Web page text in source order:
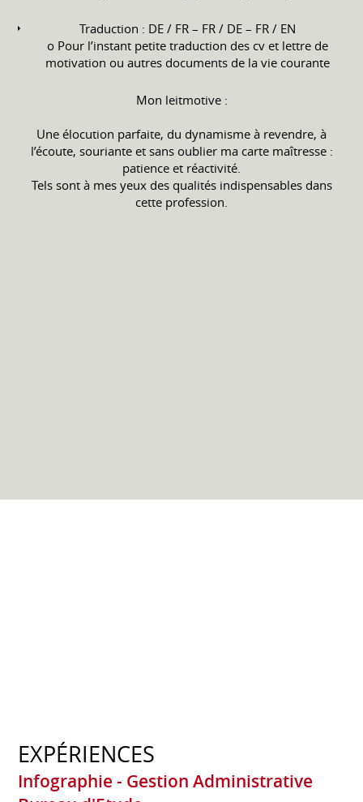
Traduction : DE / FR – FR / DE – FR / EN
o Pour l’instant petite traduction des cv et lettre de
motivation ou autres documents de la vie courante
Mon leitmotive :
Une élocution parfaite, du dynamisme à revendre, à
l’écoute, souriante et sans oublier ma carte maîtresse :
patience et réactivité.
Tels sont à mes yeux des qualités indispensables dans
cette profession.
EXPÉRIENCES
Infographie - Gestion Administrative